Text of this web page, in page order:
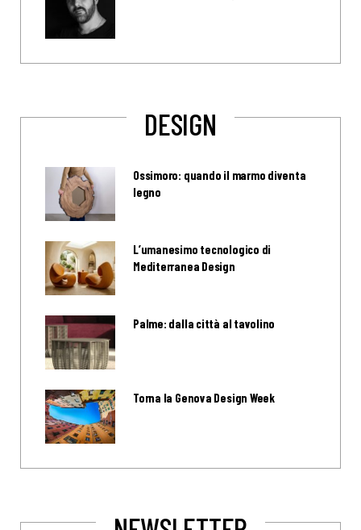
DESIGN
Ossimoro: quando il marmo diventa
legno
L’umanesimo tecnologico di
Mediterranea Design
Palme: dalla città al tavolino
Torna la Genova Design Week